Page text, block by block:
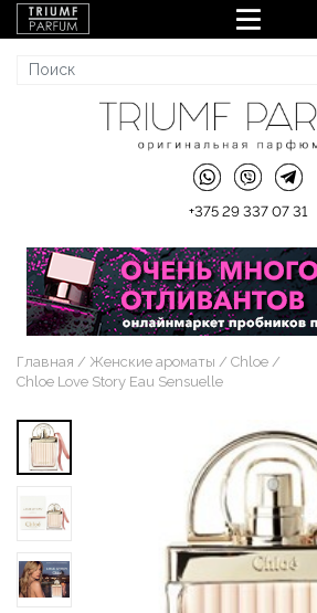
+375 29 337 07 31
Главная Женские ароматы
Chloe
Chloe Love Story Eau Sensuelle